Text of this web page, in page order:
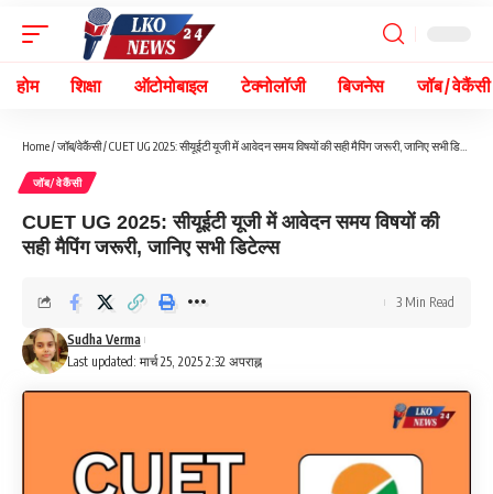
होम शिक्षा ऑटोमोबाइल टेक्नोलॉजी बिजनेस जॉब / वेकैंसी
Home/जॉब/वेकैंसी/CUET UG 2025: सीयूईटी यूजी में आवेदन समय विषयों की सही मैपिंग जरूरी, जानिए सभी डिटेल्स
जॉब/वेकैंसी
CUET UG 2025: सीयूईटी यूजी में आवेदन समय विषयों की
सही मैपिंग जरूरी, जानिए सभी डिटेल्स
Last updated: मार्च 25, 2025 2:32 अपराह्न
Sudha Verma
3 Min Read